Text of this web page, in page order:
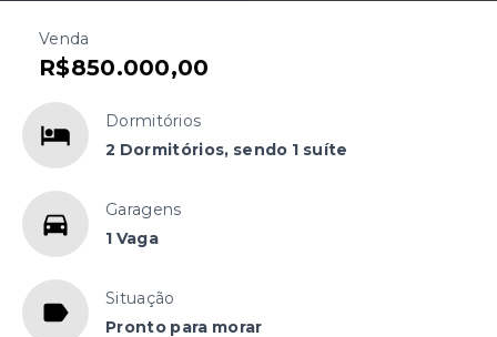
Venda
R$850.000,00
Dormitórios
2 Dormitórios, sendo 1 suíte
Garagens
1 Vaga
Situação
Pronto para morar